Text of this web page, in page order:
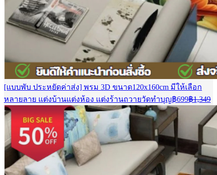
[แบบพับ ประหยัดค่าส่ง] พรม 3D ขนาด120x160cm มีให้เลือก
หลายลาย แต่งบ้านแต่งห้อง แต่งร้านถวายวัดทำบุญ฿699Current
price
฿699.
฿1,349